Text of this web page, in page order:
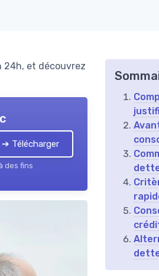
24h, et découvrez
➔ Télécharger
des fins